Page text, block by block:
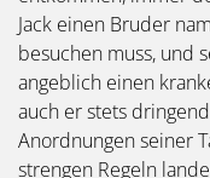
Jack einen Bruder
besuchen muss, und
angeblich einen
auch er stets
Anordnungen seiner
strengen Regeln